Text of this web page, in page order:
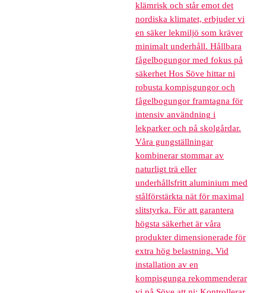
klämrisk och står emot det
nordiska klimatet, erbjuder vi
en säker lekmiljö som kräver
minimalt underhåll. Hållbara
fågelbogungor med fokus på
säkerhet Hos Söve hittar ni
robusta kompisgungor och
fågelbogungor framtagna för
intensiv användning i
lekparker och på skolgårdar.
Våra gungställningar
kombinerar stommar av
naturligt trä eller
underhållsfritt aluminium med
stålförstärkta nät för maximal
slitstyrka. För att garantera
högsta säkerhet är våra
produkter dimensionerade för
extra hög belastning. Vid
installation av en
kompisgunga rekommenderar